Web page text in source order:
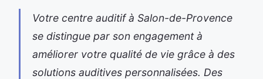
Votre centre auditif à Salon-de-Provence
se distingue par son engagement à
améliorer votre qualité de vie grâce à des
solutions auditives personnalisées. Des